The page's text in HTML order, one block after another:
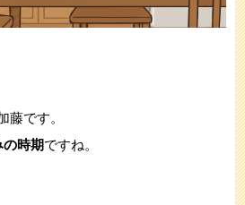
藤です。
時期ですね。